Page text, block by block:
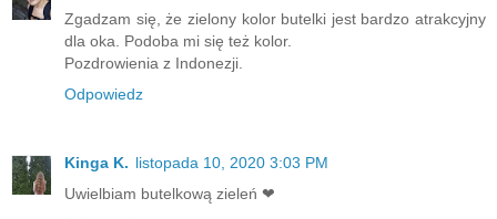
Zgadzam się, że zielony kolor butelki jest bardzo atrakcyjny
dla oka. Podoba mi się też kolor.
Pozdrowienia z Indonezji.
Odpowiedz
Kinga K. listopada 10, 2020 3:03 PM
Uwielbiam butelkową zieleń ❤